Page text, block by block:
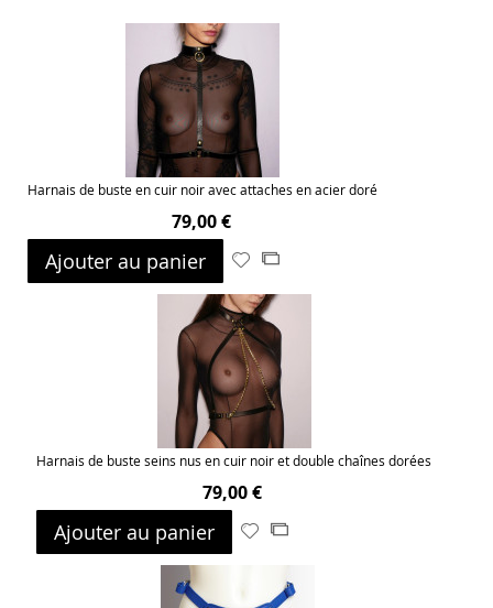
Harnais de buste en cuir noir avec attaches en acier doré
79,00 €
Ajouter au panier
Ajouter
ma
liste
d’envie
Ajouter
Harnais de buste seins nus en cuir noir et double chaînes dorées
79,00 €
Ajouter au panier
Ajouter
liste
Ajouter